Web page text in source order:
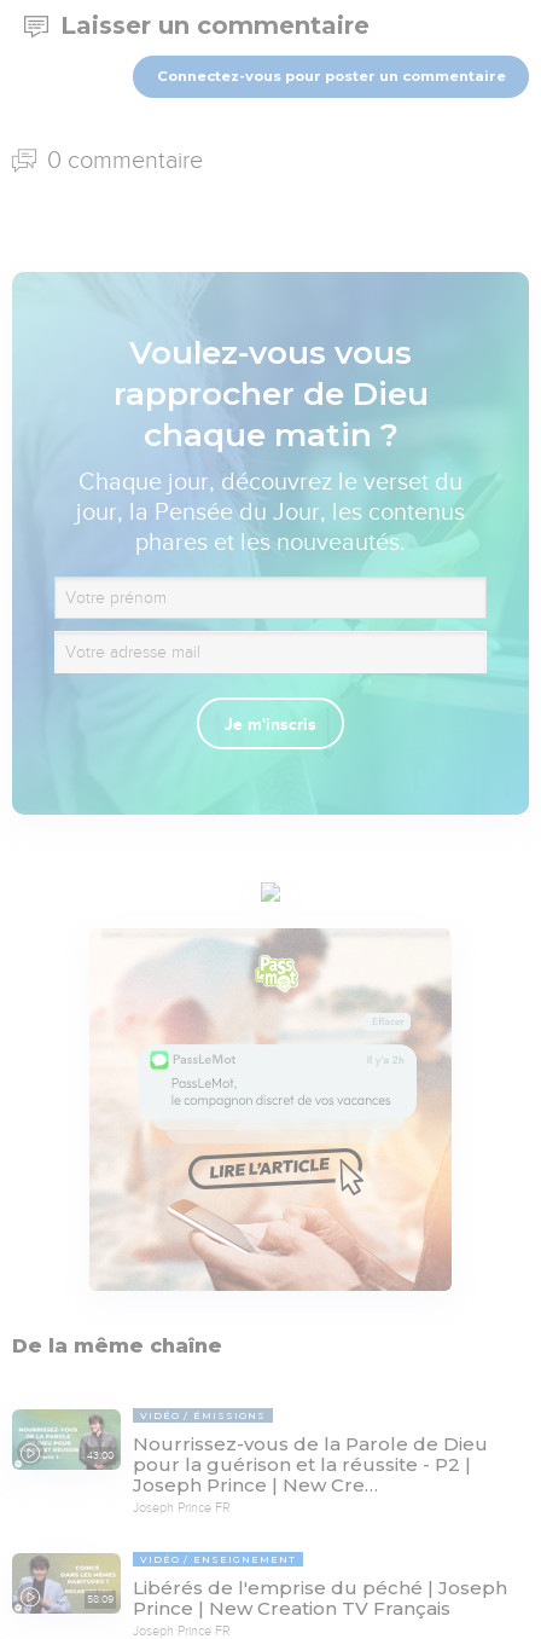
Laisser un commentaire
Connectez-vous pour poster un commentaire
0 commentaire
Voulez-vous vous
rapprocher de Dieu
chaque matin ?
Chaque jour, découvrez le verset du
jour, la Pensée du Jour, les contenus
phares et les nouveautés.
Je m'inscris
De la même chaîne
43:00
VIDÉO ÉMISSIONS
Nourrissez-vous de la Parole de Dieu
pour la guérison et la réussite - P2 |
Joseph Prince | New Cre…
Joseph Prince FR
58:09
VIDÉO ENSEIGNEMENT
Libérés de l'emprise du péché | Joseph
Prince | New Creation TV Français
Joseph Prince FR